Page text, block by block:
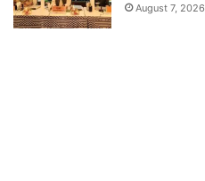
August 7, 2026